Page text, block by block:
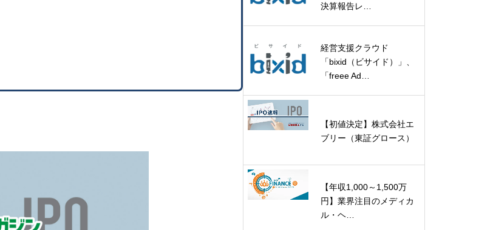
決算報告レ…
経営支援クラウド
「bixid（ビサイド）」、
「freee Ad…
【初値決定】株式会社エ
ブリー（東証グロース）
【年収1,000～1,500万
円】業界注目のメディカ
ル・ヘ…